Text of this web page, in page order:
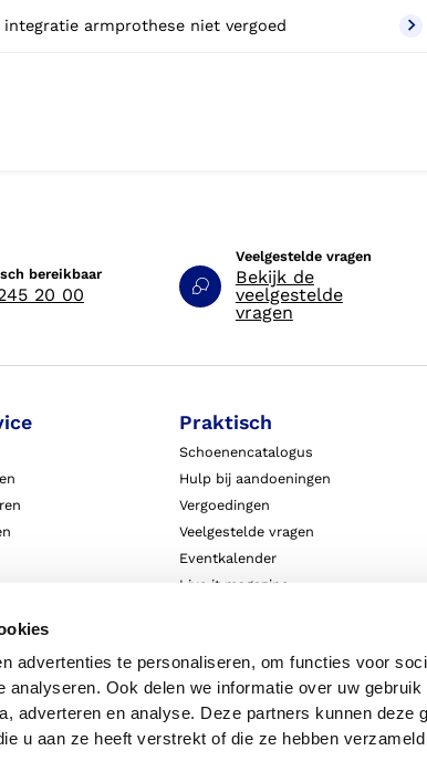
advertenties te personaliseren, om functies voor
analyseren. Ook delen we informatie over uw
adverteren en analyse. Deze partners kunnen deze
u aan ze heeft verstrekt of die ze hebben
Wat kan ik doen als mijn zorgverzekeraar de Osseo integratie armprothese niet vergoed
bereikbaar
20 00
Veelgestelde vragen
Bekijk de
veelgestelde
vragen
Praktisch
Schoenencatalogus
Hulp bij aandoeningen
Vergoedingen
Veelgestelde vragen
Eventkalender
Live it magazine
Algemene voorwaarden
Privacy